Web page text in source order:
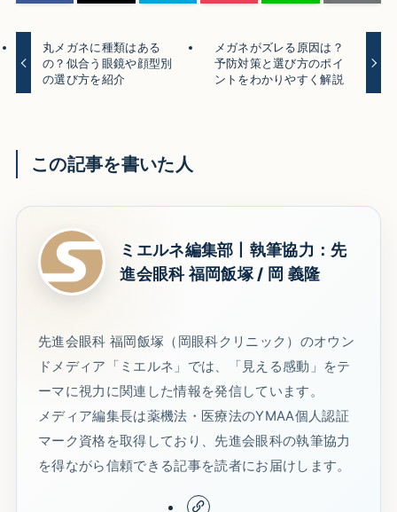
丸メガネに種類はある
の？似合う眼鏡や顔型別
の選び方を紹介
メガネがズレる原因は？
予防対策と選び方のポイ
ントをわかりやすく解説
この記事を書いた人
ミエルネ編集部丨執筆協力：先
進会眼科 福岡飯塚 / 岡 義隆
先進会眼科 福岡飯塚（岡眼科クリニック）のオウン
ドメディア「ミエルネ」では、「見える感動」をテ
ーマに視力に関連した情報を発信しています。
メディア編集長は薬機法・医療法のYMAA個人認証
マーク資格を取得しており、先進会眼科の執筆協力
を得ながら信頼できる記事を読者にお届けします。